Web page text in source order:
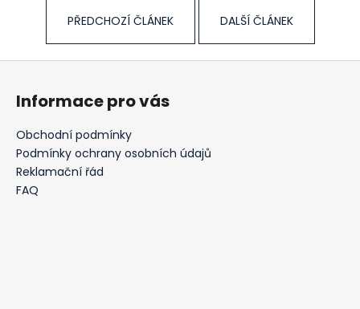
PŘEDCHOZÍ ČLÁNEK DALŠÍ ČLÁNEK
Z
Informace pro vás
Obchodní podmínky
Podmínky ochrany osobních údajů
Reklamační řád
FAQ